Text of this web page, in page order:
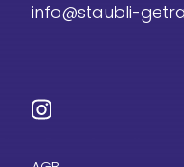
info@staubli-